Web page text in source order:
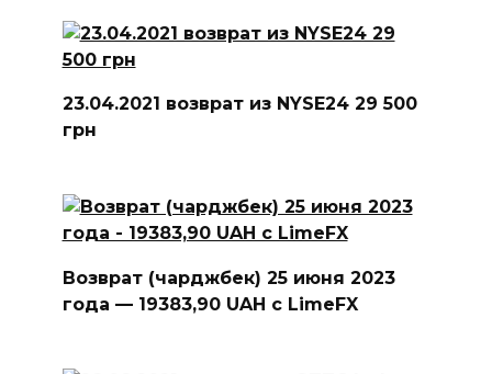
23.04.2021 возврат из NYSE24 29 500
грн
Возврат (чарджбек) 25 июня 2023
года — 19383,90 UAH с LimeFX